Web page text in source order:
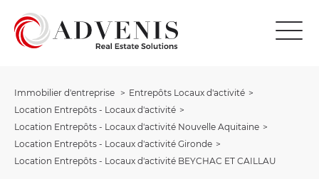
Immobilier d'entreprise
Entrepôts Locaux d'activité
Location Entrepôts - Locaux d'activité
Location Entrepôts - Locaux d'activité Nouvelle Aquitaine
Location Entrepôts - Locaux d'activité Gironde
Location Entrepôts - Locaux d'activité BEYCHAC ET CAILLAU